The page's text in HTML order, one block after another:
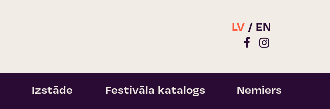
LV EN
Izstāde Festivāla katalogs Nemiers